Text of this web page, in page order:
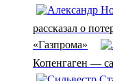
рассказал о
«Газпрома»
Копенгаген —